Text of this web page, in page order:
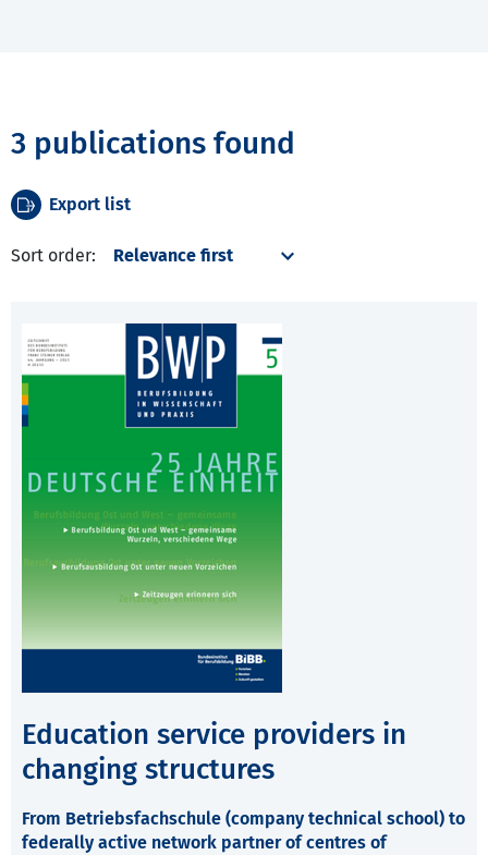
3 publications found
Export list
Sort order:
Education service providers in
changing structures
From Betriebsfachschule (company technical school) to
federally active network partner of centres of